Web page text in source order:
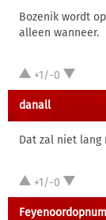
Bozenik wordt
alleen wanneer.
+1/-0
danall
Dat zal niet lang
+1/-0